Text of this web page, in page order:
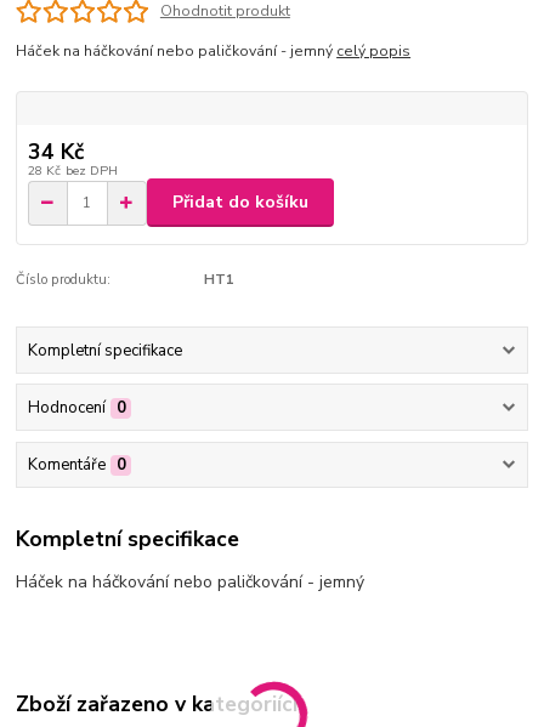
Ohodnotit produkt
Háček na háčkování nebo paličkování - jemný celý popis
34 Kč
28 Kč bez DPH
Přidat do košíku
Číslo produktu: HT1
Kompletní specifikace
Hodnocení 0
Komentáře 0
Kompletní specifikace
Háček na háčkování nebo paličkování - jemný
Zboží zařazeno v kategoriích